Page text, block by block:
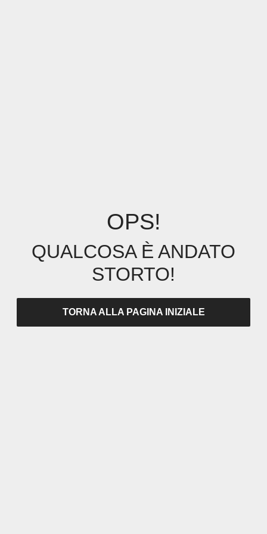
OPS!
QUALCOSA È ANDATO
STORTO!
TORNA ALLA PAGINA INIZIALE